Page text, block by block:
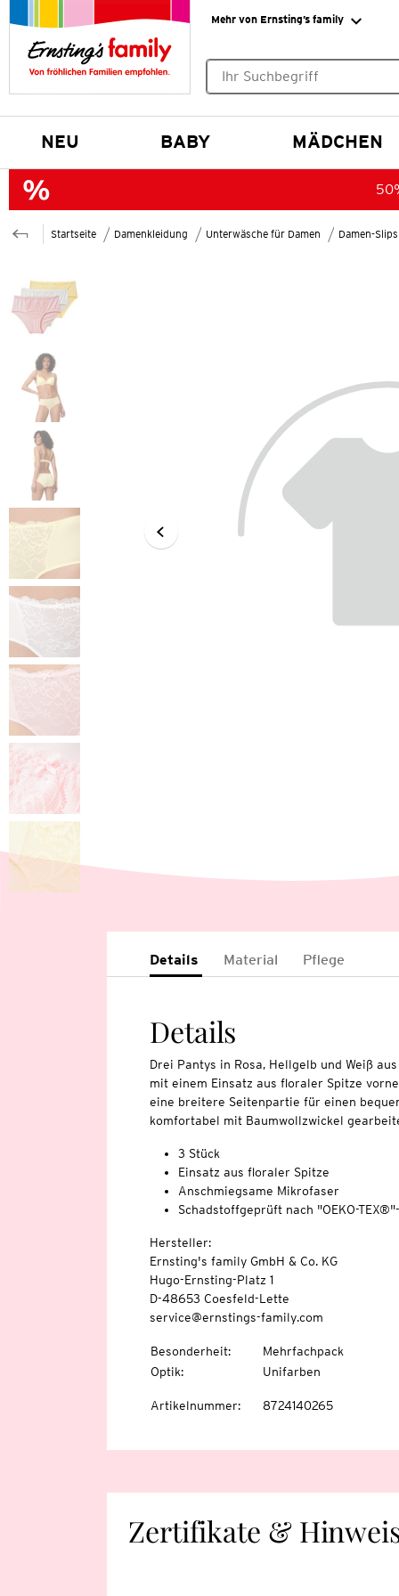
Mehr von Ernsting’s family
NEU BABY MÄDCHEN
Startseite Damenkleidung Unterwäsche für Damen Damen-Slips
Details Material Pflege
Details
Drei Pantys in Rosa, Hellgelb und Weiß
mit einem Einsatz aus floraler Spitze
eine breitere Seitenpartie für einen
komfortabel mit Baumwollzwickel
3 Stück
Einsatz aus floraler Spitze
Anschmiegsame Mikrofaser
Schadstoffgeprüft nach "OEKO-
Hersteller:
Ernsting's family GmbH & Co. KG
Hugo-Ernsting-Platz 1
D-48653 Coesfeld-Lette
service@ernstings-family.com
Besonderheit:
Mehrfachpack
Optik: Unifarben
Artikelnummer: 8724140265
Zertifikate &